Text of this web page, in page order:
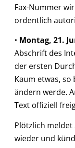
Fax-Nummer
ordentlich
• Montag, 21.
Abschrift des
der ersten
Kaum etwas,
ändern werde.
Text offiziell
Plötzlich
wieder und